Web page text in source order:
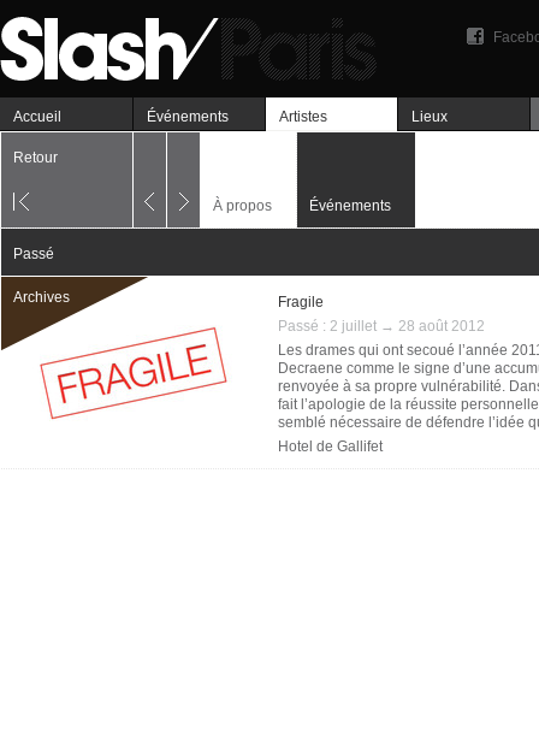
Accueil Événements Artistes Lieux
Retour
À propos Événements
Passé
Archives
Fragile
Passé : 2 juillet → 28 août 2012
Les drames qui ont secoué l’année
Decraene comme le signe d’une
renvoyée à sa propre vulnérabilité.
fait l’apologie de la réussite
semblé nécessaire de défendre l’idée
d’humanité la plus vraie.
Hotel de Gallifet